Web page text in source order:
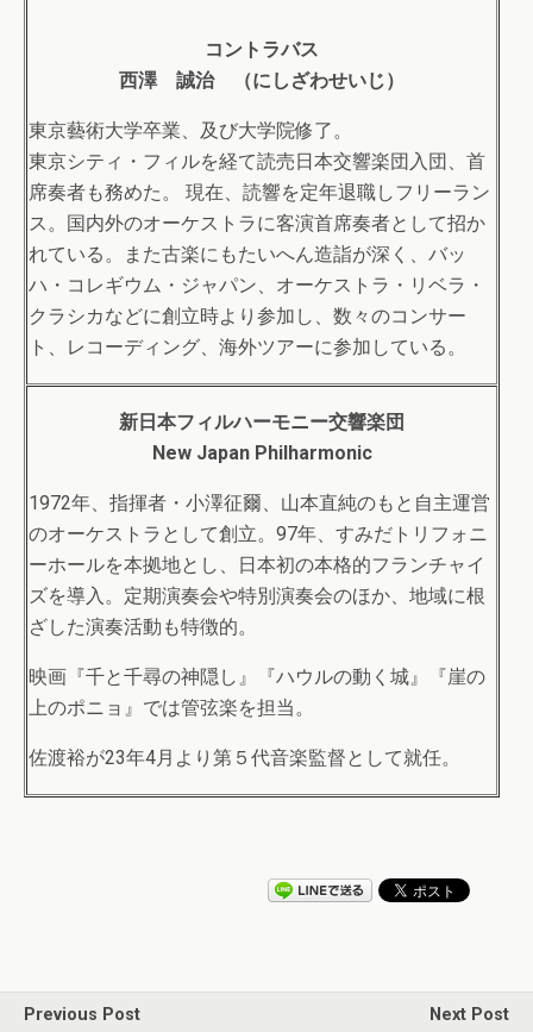
コントラバス
西澤 誠治 （にしざわせいじ）
東京藝術大学卒業、及び大学院修了。
東京シティ・フィルを経て読売日本交響楽団入団、首
席奏者も務めた。 現在、読響を定年退職しフリーラン
ス。国内外のオーケストラに客演首席奏者として招か
れている。また古楽にもたいへん造詣が深く、バッ
ハ・コレギウム・ジャパン、オーケストラ・リベラ・
クラシカなどに創立時より参加し、数々のコンサー
ト、レコーディング、海外ツアーに参加している。
新日本フィルハーモニー交響楽団
New Japan Philharmonic
1972年、指揮者・小澤征爾、山本直純のもと自主運営
のオーケストラとして創立。97年、すみだトリフォニ
ーホールを本拠地とし、日本初の本格的フランチャイ
ズを導入。定期演奏会や特別演奏会のほか、地域に根
ざした演奏活動も特徴的。
映画『千と千尋の神隠し』『ハウルの動く城』『崖の
上のポニョ』では管弦楽を担当。
佐渡裕が23年4月より第５代音楽監督として就任。
Previous Post Next Post